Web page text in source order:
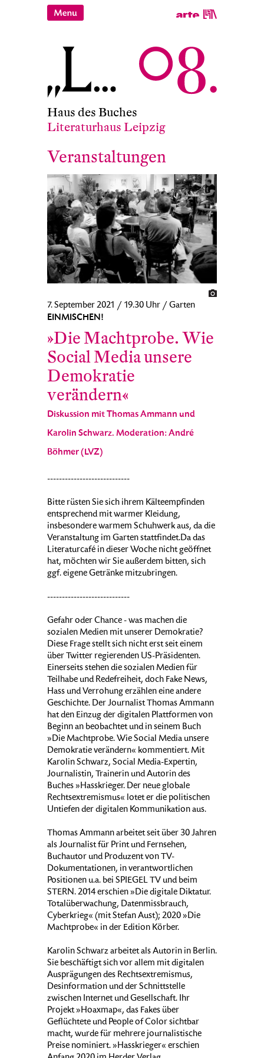
Haus des Buches
Literaturhaus Leipzig
Veranstaltungen
7. September 2021 / 19.30 Uhr / Garten
EINMISCHEN!
»Die Machtprobe. Wie
Social Media unsere
Demokratie
verändern«
Diskussion mit Thomas Ammann und
Karolin Schwarz. Moderation: André
Böhmer (LVZ)
----------------------------
Bitte rüsten Sie sich ihrem Kälteempfinden
entsprechend mit warmer Kleidung,
insbesondere warmem Schuhwerk aus, da die
Veranstaltung im Garten stattfindet.Da das
Literaturcafé in dieser Woche nicht geöffnet
hat, möchten wir Sie außerdem bitten, sich
ggf. eigene Getränke mitzubringen.
----------------------------
Gefahr oder Chance - was machen die
sozialen Medien mit unserer Demokratie?
Diese Frage stellt sich nicht erst seit einem
über Twitter regierenden US-Präsidenten.
Einerseits stehen die sozialen Medien für
Teilhabe und Redefreiheit, doch Fake News,
Hass und Verrohung erzählen eine andere
Geschichte. Der Journalist Thomas Ammann
hat den Einzug der digitalen Plattformen von
Beginn an beobachtet und in seinem Buch
»Die Machtprobe. Wie Social Media unsere
Demokratie verändern« kommentiert. Mit
Karolin Schwarz, Social Media-Expertin,
Journalistin, Trainerin und Autorin des
Buches »Hasskrieger. Der neue globale
Rechtsextremismus« lotet er die politischen
Untiefen der digitalen Kommunikation aus.
Thomas Ammann arbeitet seit über 30 Jahren
als Journalist für Print und Fernsehen,
Buchautor und Produzent von TV-
Dokumentationen, in verantwortlichen
Positionen u.a. bei SPIEGEL TV und beim
STERN. 2014 erschien »Die digitale Diktatur.
Totalüberwachung, Datenmissbrauch,
Cyberkrieg« (mit Stefan Aust); 2020 »Die
Machtprobe« in der Edition Körber.
Karolin Schwarz arbeitet als Autorin in Berlin.
Sie beschäftigt sich vor allem mit digitalen
Ausprägungen des Rechtsextremismus,
Desinformation und der Schnittstelle
zwischen Internet und Gesellschaft. Ihr
Projekt »Hoaxmap«, das Fakes über
Geflüchtete und People of Color sichtbar
macht, wurde für mehrere journalistische
Preise nominiert. »Hasskrieger« erschien